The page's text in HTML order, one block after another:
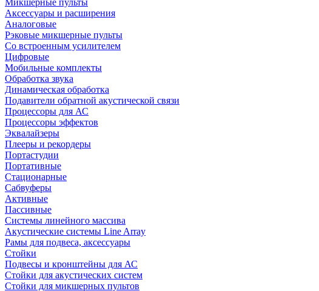
Микшерные пульты
Аксессуары и расширения
Аналоговые
Рэковые микшерные пульты
Со встроенным усилителем
Цифровые
Мобильные комплекты
Обработка звука
Динамическая обработка
Подавители обратной акустической связи
Процессоры для АС
Процессоры эффектов
Эквалайзеры
Плееры и рекордеры
Портастудии
Портативные
Стационарные
Сабвуферы
Активные
Пассивные
Системы линейного массива
Акустические системы Line Array
Рамы для подвеса, аксессуары
Стойки
Подвесы и кронштейны для АС
Стойки для акустических систем
Стойки для микшерных пультов